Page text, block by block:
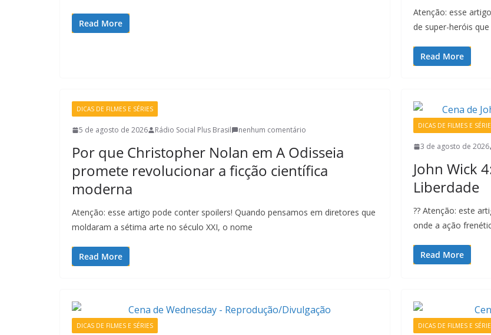
Read More
Atenção: esse
de super-heróis
Read More
DICAS DE FILMES E SÉRIES
5 de agosto de 2026 Rádio Social Plus Brasil nenhum comentário
Por que Christopher Nolan em A Odisseia
promete revolucionar a ficção científica
moderna
Atenção: esse artigo pode conter spoilers! Quando pensamos em diretores que
moldaram a sétima arte no século XXI, o nome
Read More
DICAS DE FILMES E
3 de agosto de 2026
John Wick
Liberdade
?? Atenção: este
onde a ação
Read More
DICAS DE FILMES E SÉRIES DICAS DE FILMES E